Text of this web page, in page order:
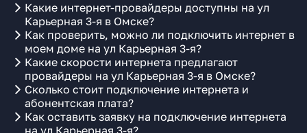
Какие интернет-провайдеры доступны на ул
Карьерная 3-я в Омске?
Как проверить, можно ли подключить интернет в
моем доме на ул Карьерная 3-я?
Какие скорости интернета предлагают
провайдеры на ул Карьерная 3-я в Омске?
Сколько стоит подключение интернета и
абонентская плата?
Как оставить заявку на подключение интернета
на ул Карьерная 3-я?